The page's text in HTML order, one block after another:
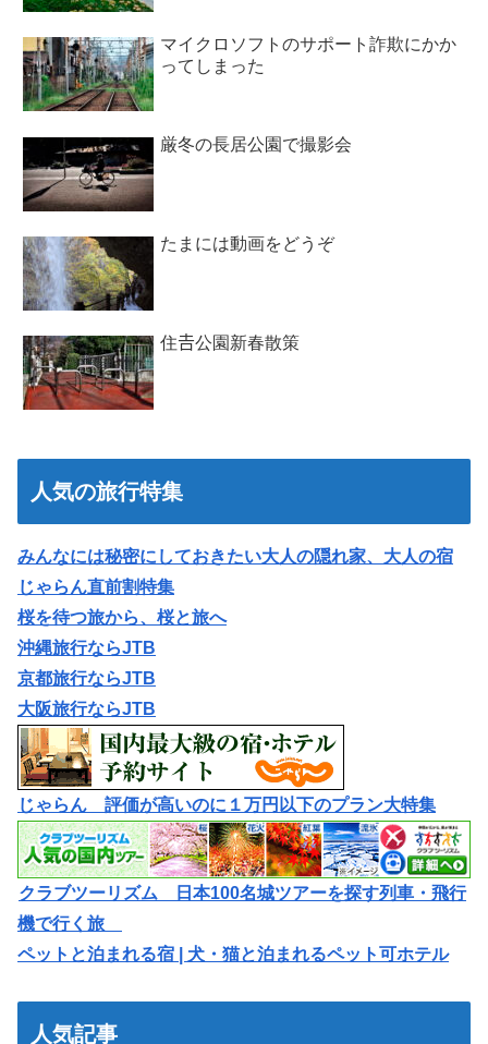
マイクロソフトのサポート詐欺にかか
ってしまった
厳冬の長居公園で撮影会
たまには動画をどうぞ
住𠮷公園新春散策
人気の旅行特集
みんなには秘密にしておきたい大人の隠れ家、大人の宿
じゃらん直前割特集
桜を待つ旅から、桜と旅へ
沖縄旅行ならJTB
京都旅行ならJTB
大阪旅行ならJTB
じゃらん 評価が高いのに１万円以下のプラン大特集
クラブツーリズム 日本100名城ツアーを探す列車・飛行
機で行く旅
ペットと泊まれる宿 | 犬・猫と泊まれるペット可ホテル
人気記事